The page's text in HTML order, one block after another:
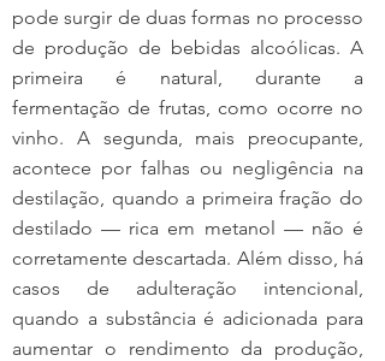
pode surgir de duas formas no processo
de produção de bebidas alcoólicas. A
primeira é natural, durante a
fermentação de frutas, como ocorre no
vinho. A segunda, mais preocupante,
acontece por falhas ou negligência na
destilação, quando a primeira fração do
destilado — rica em metanol — não é
corretamente descartada. Além disso, há
casos de adulteração intencional,
quando a substância é adicionada para
aumentar o rendimento da produção,